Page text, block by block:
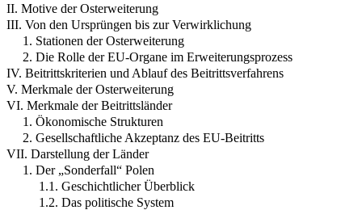
II. Motive der Osterweiterung
III. Von den Ursprüngen bis zur Verwirklichung
1. Stationen der Osterweiterung
2. Die Rolle der EU-Organe im Erweiterungsprozess
IV. Beitrittskriterien und Ablauf des Beitrittsverfahrens
V. Merkmale der Osterweiterung
VI. Merkmale der Beitrittsländer
1. Ökonomische Strukturen
2. Gesellschaftliche Akzeptanz des EU-Beitritts
VII. Darstellung der Länder
1. Der „Sonderfall“ Polen
1.1. Geschichtlicher Überblick
1.2. Das politische System